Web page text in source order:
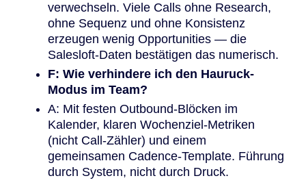
verwechseln. Viele Calls ohne Research,
ohne Sequenz und ohne Konsistenz
erzeugen wenig Opportunities — die
Salesloft-Daten bestätigen das numerisch.
F: Wie verhindere ich den Hauruck-
Modus im Team?
A: Mit festen Outbound-Blöcken im
Kalender, klaren Wochenziel-Metriken
(nicht Call-Zähler) und einem
gemeinsamen Cadence-Template. Führung
durch System, nicht durch Druck.